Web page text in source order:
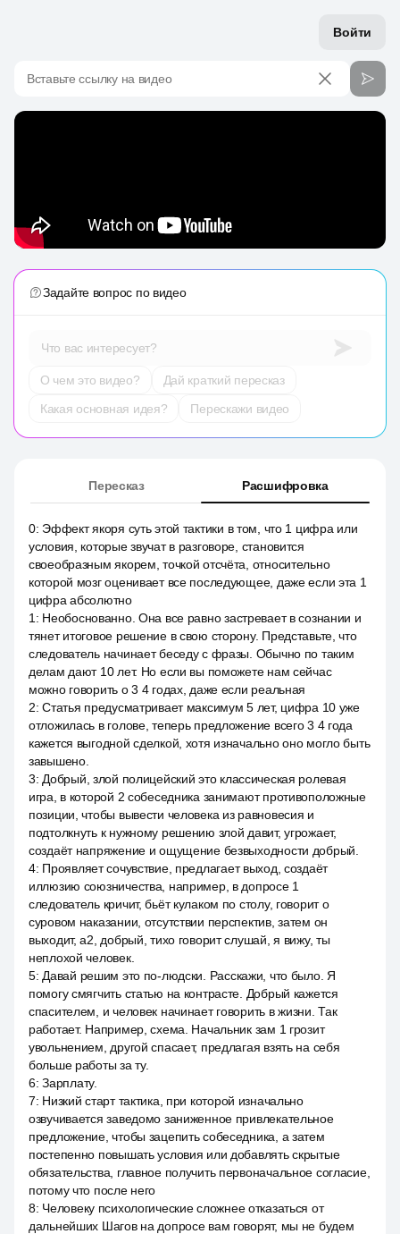
Войти
Вставьте ссылку на видео
Задайте вопрос по видео
Что вас интересует?
О чем это видео?
Дай краткий пересказ
Какая основная идея?
Перескажи видео
Пересказ Расшифровка
0: Эффект якоря суть этой тактики в том, что 1 цифра или
условия, которые звучат в разговоре, становится
своеобразным якорем, точкой отсчёта, относительно
которой мозг оценивает все последующее, даже если эта 1
цифра абсолютно
1 : Необоснованно. Она все равно застревает в сознании и
тянет итоговое решение в свою сторону. Представьте, что
следователь начинает беседу с фразы. Обычно по таким
делам дают 10 лет. Но если вы поможете нам сейчас
можно говорить о 3 4 годах, даже если реальная
2:Статья предусматривает максимум 5 лет, цифра 10 уже
отложилась в голове, теперь предложение всего 3 4 года
кажется выгодной сделкой, хотя изначально оно могло быть
завышено.
3: Добрый, злой полицейский это классическая ролевая
игра, в которой 2 собеседника занимают противоположные
позиции, чтобы вывести человека из равновесия и
подтолкнуть к нужному решению злой давит, угрожает,
создаёт напряжение и ощущение безвыходности добрый.
4: Проявляет сочувствие, предлагает выход, создаёт
иллюзию союзничества, например, в допросе 1
следователь кричит, бьёт кулаком по столу, говорит о
суровом наказании, отсутствии перспектив, затем он
выходит, a2, добрый, тихо говорит слушай, я вижу, ты
неплохой человек.
5: Давай решим это по-людски. Расскажи, что было. Я
помогу смягчить статью на контрасте. Добрый кажется
спасителем, и человек начинает говорить в жизни. Так
работает. Например, схема. Начальник зам 1 грозит
увольнением, другой спасает, предлагая взять на себя
больше работы за ту.
6:Зарплату.
7: Низкий старт тактика, при которой изначально
озвучивается заведомо заниженное привлекательное
предложение, чтобы зацепить собеседника, а затем
постепенно повышать условия или добавлять скрытые
обязательства, главное получить первоначальное согласие,
потому что после него
8: Человеку психологические сложнее отказаться от
дальнейших Шагов на допросе вам говорят, мы не будем